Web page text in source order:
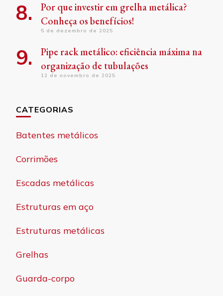
Por que investir em grelha metálica?
Conheça os benefícios!
5 de dezembro de 2025
Pipe rack metálico: eficiência máxima na
organização de tubulações
12 de novembro de 2025
CATEGORIAS
Batentes metálicos
Corrimões
Escadas metálicas
Estruturas em aço
Estruturas metálicas
Grelhas
Guarda-corpo